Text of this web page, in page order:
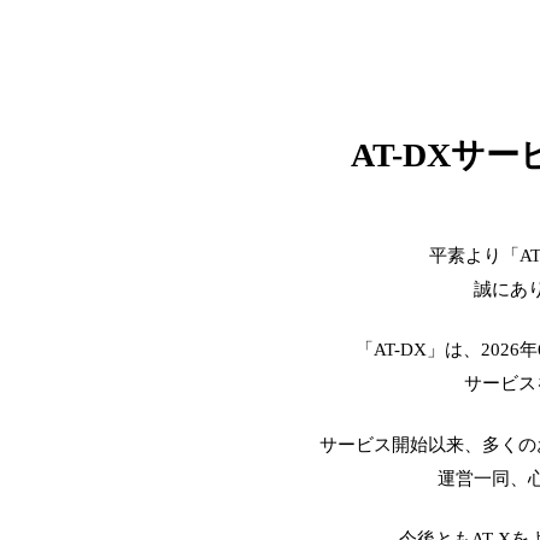
AT-DXサー
平素より「
誠にあ
「AT-DX」は、2026
サービ
サービス開始以来、多く
運営一同、